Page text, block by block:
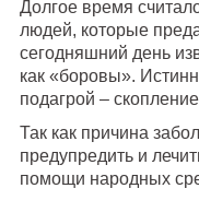
Долгое время
людей, которые
сегодняшний день
как «боровы».
подагрой –
Так как причина
предупредить и
помощи народных